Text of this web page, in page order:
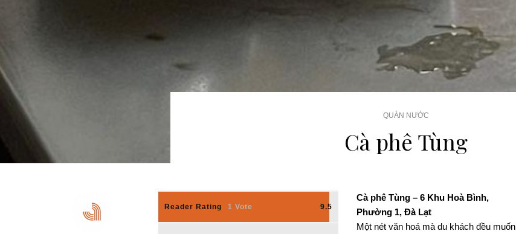
QUÁN NƯỚC
Cà phê Tùng
Reader Rating 1 Vote 9.5
Cà phê Tùng – 6 Khu Hoà Bình,
Phường 1, Đà Lạt
Một nét văn hoá mà du khách đều muốn